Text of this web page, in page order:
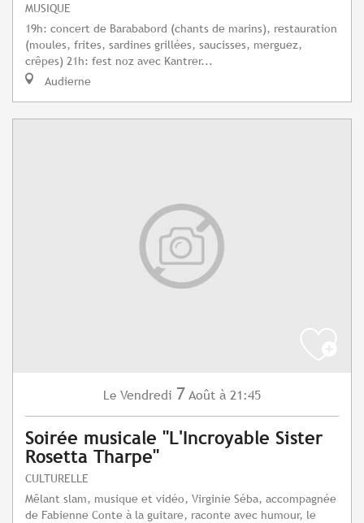
MUSIQUE
19h: concert de Barababord (chants de marins), restauration
(moules, frites, sardines grillées, saucisses, merguez,
crêpes) 21h: fest noz avec Kantrer...
Audierne
Le Vendredi 7 Août à 21:45
Soirée musicale "L'Incroyable Sister
Rosetta Tharpe"
CULTURELLE
Mêlant slam, musique et vidéo, Virginie Séba, accompagnée
de Fabienne Conte à la guitare, raconte avec humour, le